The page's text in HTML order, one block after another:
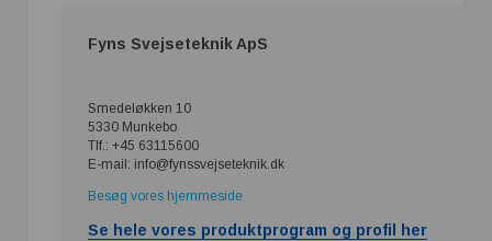
Fyns Svejseteknik ApS
Smedeløkken 10
5330 Munkebo
Tlf.: +45 63115600
E-mail: info@fynssvejseteknik.dk
Besøg vores hjemmeside
Se hele vores produktprogram og profil her